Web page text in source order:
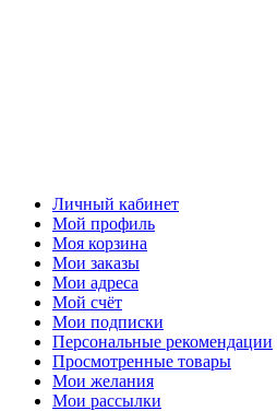
Личный кабинет
Мой профиль
Моя корзина
Мои заказы
Мои адреса
Мой счёт
Мои подписки
Персональные рекомендации
Просмотренные товары
Мои желания
Мои рассылки